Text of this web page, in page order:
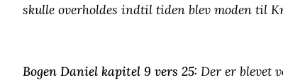
skulle overholdes indtil tiden blev moden til
Bogen Daniel kapitel 9 vers 25: Der er blevet